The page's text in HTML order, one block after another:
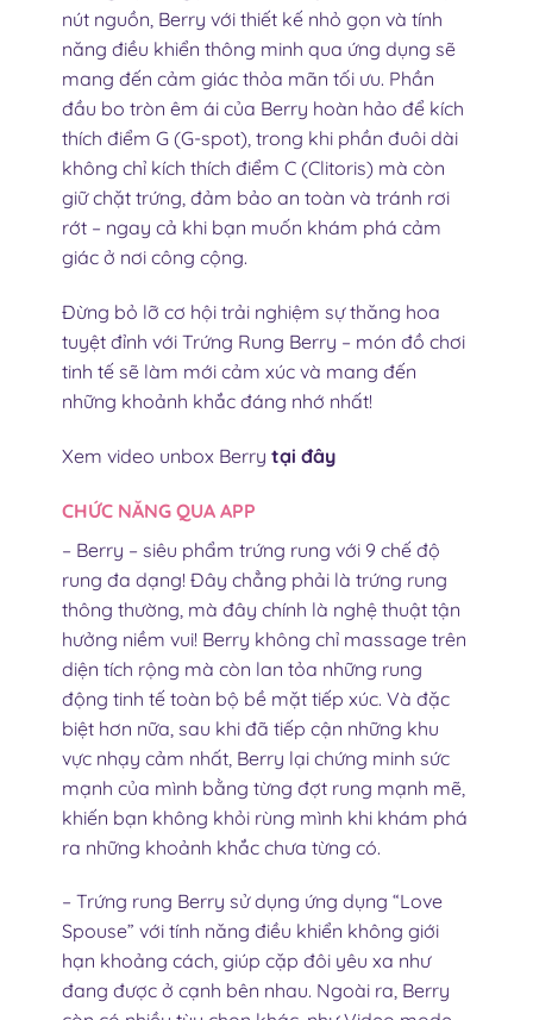
nút nguồn, Berry với thiết kế nhỏ gọn và tính
năng điều khiển thông minh qua ứng dụng sẽ
mang đến cảm giác thỏa mãn tối ưu. Phần
đầu bo tròn êm ái của Berry hoàn hảo để kích
thích điểm G (G-spot), trong khi phần đuôi dài
không chỉ kích thích điểm C (Clitoris) mà còn
giữ chặt trứng, đảm bảo an toàn và tránh rơi
rớt – ngay cả khi bạn muốn khám phá cảm
giác ở nơi công cộng.
Đừng bỏ lỡ cơ hội trải nghiệm sự thăng hoa
tuyệt đỉnh với Trứng Rung Berry – món đồ chơi
tinh tế sẽ làm mới cảm xúc và mang đến
những khoảnh khắc đáng nhớ nhất!
Xem video unbox Berry tại đây
CHỨC NĂNG QUA APP
– Berry – siêu phẩm trứng rung với 9 chế độ
rung đa dạng! Đây chẳng phải là trứng rung
thông thường, mà đây chính là nghệ thuật tận
hưởng niềm vui! Berry không chỉ massage trên
diện tích rộng mà còn lan tỏa những rung
động tinh tế toàn bộ bề mặt tiếp xúc. Và đặc
biệt hơn nữa, sau khi đã tiếp cận những khu
vực nhạy cảm nhất, Berry lại chứng minh sức
mạnh của mình bằng từng đợt rung mạnh mẽ,
khiến bạn không khỏi rùng mình khi khám phá
ra những khoảnh khắc chưa từng có.
– Trứng rung Berry sử dụng ứng dụng “Love
Spouse” với tính năng điều khiển không giới
hạn khoảng cách, giúp cặp đôi yêu xa như
đang được ở cạnh bên nhau. Ngoài ra, Berry